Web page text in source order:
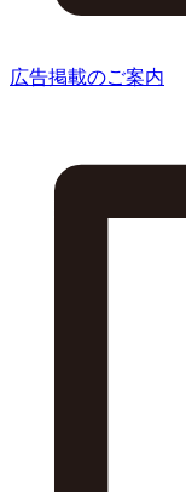
広告掲載のご案内